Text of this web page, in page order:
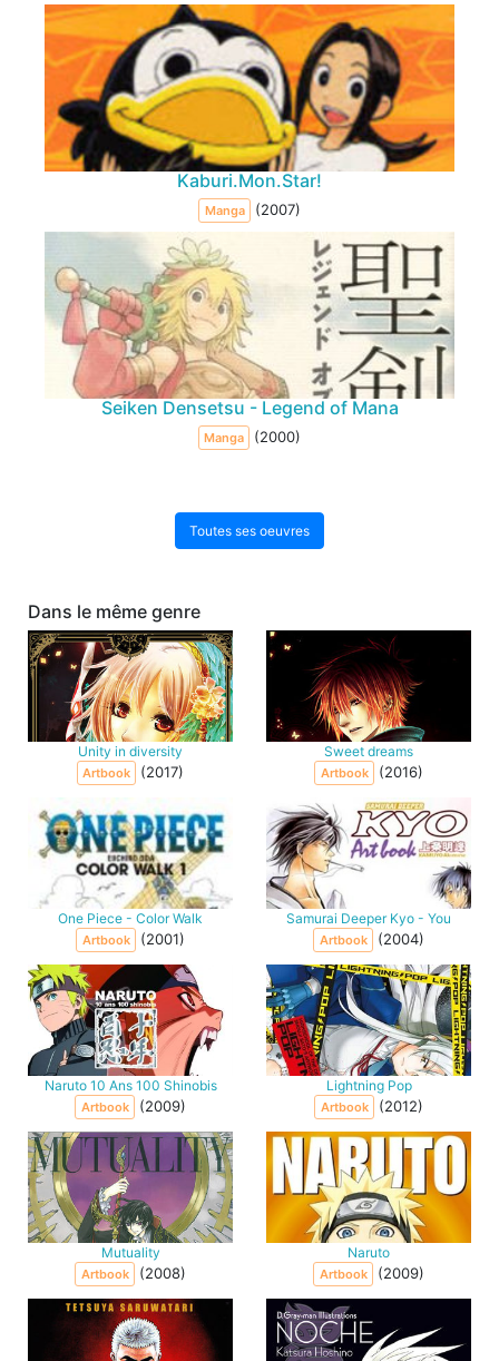
Kaburi.Mon.Star!
Manga (2007)
Seiken Densetsu - Legend of Mana
Manga (2000)
Toutes ses oeuvres
Dans le même genre
Unity in diversity
Artbook (2017)
Sweet dreams
Artbook (2016)
One Piece - Color Walk
Artbook (2001)
Samurai Deeper Kyo - You
Artbook (2004)
Naruto 10 Ans 100 Shinobis
Artbook (2009)
Lightning Pop
Artbook (2012)
Mutuality
Artbook (2008)
Naruto
Artbook (2009)